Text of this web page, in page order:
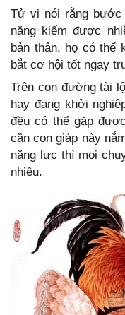
Tử vi nói rằng bước
năng kiếm được
bản thân, họ có thể
bắt cơ hội tốt ngay
Trên con đường tài
hay đang khởi
đều có thể gặp
cần con giáp này
năng lực thì mọi
nhiều.